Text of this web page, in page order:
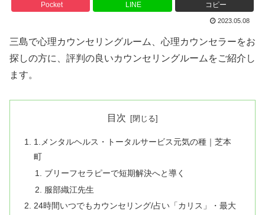
Pocket LINE コピー
2023.05.08
三島で心理カウンセリングルーム、心理カウンセラーをお
探しの方に、評判の良いカウンセリングルームをご紹介し
ます。
目次
1.メンタルヘルス・トータルサービス元気の種｜芝本
町
ブリーフセラピーで短期解決へと導く
服部織江先生
24時間いつでもカウンセリング/占い「カリス」・最大